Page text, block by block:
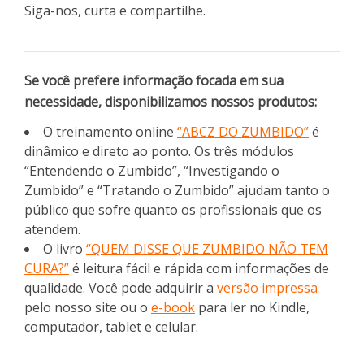
Siga-nos, curta e compartilhe.
Se você prefere informação focada em sua
necessidade, disponibilizamos nossos produtos:
O treinamento online “ABCZ DO ZUMBIDO”é
dinâmico e direto ao ponto. Os três módulos
“Entendendo o Zumbido”, “Investigando o
Zumbido” e “Tratando o Zumbido” ajudam tanto o
público que sofre quanto os profissionais que os
atendem.
O livro “QUEM DISSE QUE ZUMBIDO NÃO TEM
CURA?”é leitura fácil e rápida com informações de
qualidade. Você pode adquirir a versão impressa
pelo nosso site ou o e-book para ler no Kindle,
computador, tablet e celular.